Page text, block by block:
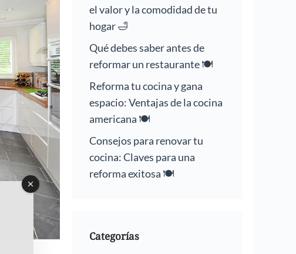
el valor y la comodidad de tu
hogar 🛁
Qué debes saber antes de
reformar un restaurante 🍽️
Reforma tu cocina y gana
espacio: Ventajas de la cocina
americana 🍽️
Consejos para renovar tu
cocina: Claves para una
reforma exitosa 🍽️
Categorías